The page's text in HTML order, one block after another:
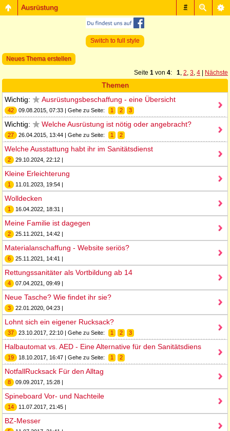
#
Ausrüstung
Switch to full style
Neues Thema erstellen
Seite 1 von 4: 1, 2, 3, 4 Nächste
Themen
Wichtig:
Ausrüstungsbeschaffung - eine Übersicht
42 09.08.2015, 07:33 | Gehe zu Seite: 1 2 3
Wichtig: Welche Ausrüstung ist nötig oder angebracht?
27 26.04.2015, 13:44 | Gehe zu Seite: 1 2
Welche Ausstattung habt ihr im Sanitätsdienst
2 29.10.2024, 22:12 |
Kleine Erleichterung
1 11.01.2023, 19:54 |
Wolldecken
1 16.04.2022, 18:31 |
Meine Familie ist dagegen
2 25.11.2021, 14:42 |
Materialanschaffung - Website seriös?
6 25.11.2021, 14:41 |
Rettungssanitäter als Vortbildung ab 14
4 07.04.2021, 09:49 |
Neue Tasche? Wie findet ihr sie?
3 22.01.2020, 04:23 |
Lohnt sich ein eigener Rucksack?
37 23.10.2017, 22:10 | Gehe zu Seite: 1 2 3
Halbautomat vs. AED - Eine Alternative für den Sanitätsdiens
19 18.10.2017, 16:47 | Gehe zu Seite: 1 2
NotfallRucksack Für den Alltag
8 09.09.2017, 15:28 |
Spineboard Vor- und Nachteile
14 11.07.2017, 21:45 |
BZ-Messer